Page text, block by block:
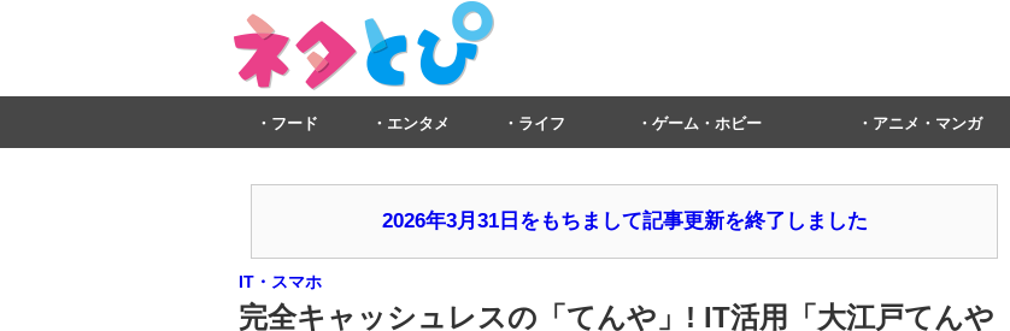
フード エンタメ ライフ ゲーム・ホビー アニメ・マンガ
2026年3月31日をもちまして記事更新を終了しました
IT・スマホ
完全キャッシュレスの「てんや」! IT活用「大江戸てんや